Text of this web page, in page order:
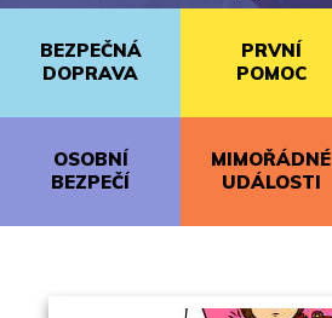
BEZPEČNÁ
DOPRAVA
PRVNÍ
POMOC
OSOBNÍ
BEZPEČÍ
MIMOŘÁDNÉ
UDÁLOSTI